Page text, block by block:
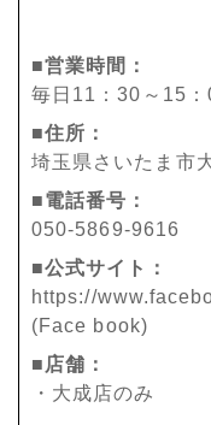
■営業時間：
毎日11：30～15
■住所：
埼玉県さいたま市
■電話番号：
050-5869-9616
■公式サイト：
https://
(Face book)
■店舗：
・大成店のみ